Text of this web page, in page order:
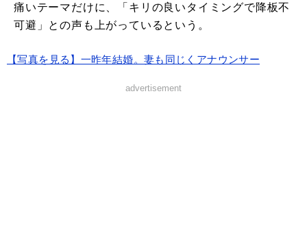
痛いテーマだけに、「キリの良いタイミングで降板不
可避」との声も上がっているという。
【写真を見る】一昨年結婚。妻も同じくアナウンサー
advertisement